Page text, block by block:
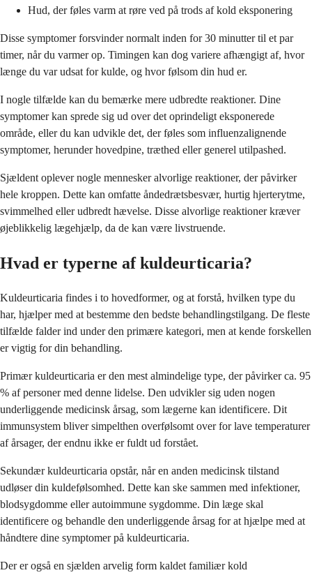
Hud, der føles varm at røre ved på trods af kold eksponering
Disse symptomer forsvinder normalt inden for 30 minutter til et par
timer, når du varmer op. Timingen kan dog variere afhængigt af, hvor
længe du var udsat for kulde, og hvor følsom din hud er.
I nogle tilfælde kan du bemærke mere udbredte reaktioner. Dine
symptomer kan sprede sig ud over det oprindeligt eksponerede
område, eller du kan udvikle det, der føles som influenzalignende
symptomer, herunder hovedpine, træthed eller generel utilpashed.
Sjældent oplever nogle mennesker alvorlige reaktioner, der påvirker
hele kroppen. Dette kan omfatte åndedrætsbesvær, hurtig hjerterytme,
svimmelhed eller udbredt hævelse. Disse alvorlige reaktioner kræver
øjeblikkelig lægehjælp, da de kan være livstruende.
Hvad er typerne af kuldeurticaria?
Kuldeurticaria findes i to hovedformer, og at forstå, hvilken type du
har, hjælper med at bestemme den bedste behandlingstilgang. De fleste
tilfælde falder ind under den primære kategori, men at kende forskellen
er vigtig for din behandling.
Primær kuldeurticaria er den mest almindelige type, der påvirker ca. 95
% af personer med denne lidelse. Den udvikler sig uden nogen
underliggende medicinsk årsag, som lægerne kan identificere. Dit
immunsystem bliver simpelthen overfølsomt over for lave temperaturer
af årsager, der endnu ikke er fuldt ud forstået.
Sekundær kuldeurticaria opstår, når en anden medicinsk tilstand
udløser din kuldefølsomhed. Dette kan ske sammen med infektioner,
blodsygdomme eller autoimmune sygdomme. Din læge skal
identificere og behandle den underliggende årsag for at hjælpe med at
håndtere dine symptomer på kuldeurticaria.
Der er også en sjælden arvelig form kaldet familiær kold